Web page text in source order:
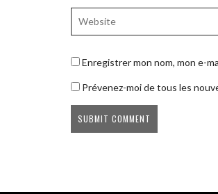
Enregistrer mon nom, mon e-
Prévenez-moi de tous les